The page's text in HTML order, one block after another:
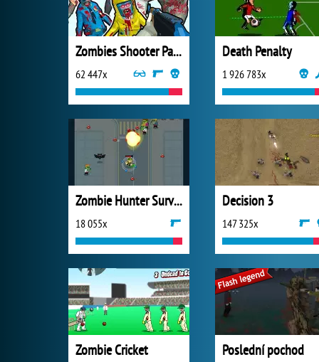
Zombies Shooter Part 1
62 447x
Death Penalty
1 926 783x
Zombie Hunter Survival
18 055x
Decision 3
147 325x
Zombie Cricket Poslední pochod